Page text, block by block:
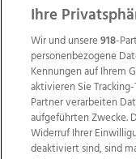
ZUR
Ihre
Wir und unsere918-
personenbezogene
Kennungen auf Ihrem
aktivieren Sie
Partner verarbeiten
aufgeführten Zwecke.
Widerruf Ihrer
deaktiviert sind, sind